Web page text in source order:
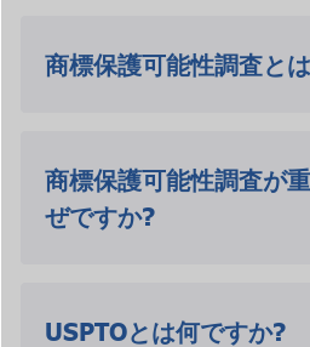
商標保護可能性調査と
商標保護可能性調査が
ぜですか?
USPTOとは何ですか?